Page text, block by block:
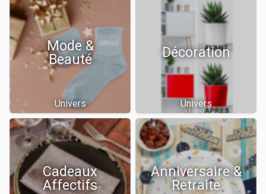
Mode &
Beauté
Univers
Décoration
Univers
Cadeaux
Affectifs
Anniversaire &
Retraite